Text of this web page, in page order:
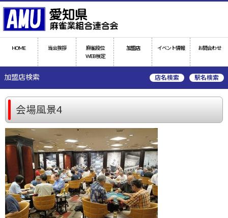
HOME 当会挨拶
麻雀段位
WEB検定
加盟店 イベント情報 お問合わせ
加盟店検索 駅名検索
店名検索
会場風景4